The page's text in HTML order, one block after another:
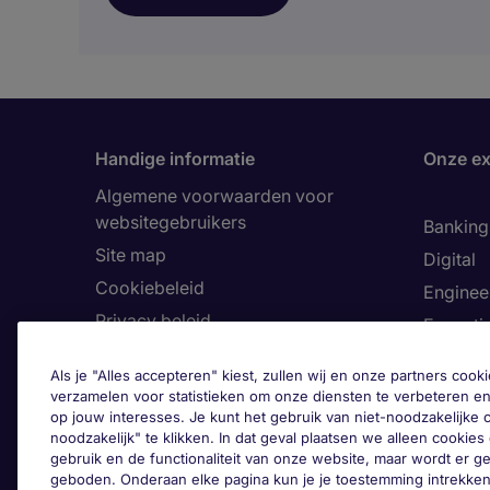
Handige informatie
Algemene voorwaarden voor
websitegebruikers
Site map
Cookiebeleid
Privacy beleid
Toegankelijkheid
Ons Klokkenluiderskanaal
Onze
Digital
Human
Als je "Alles accepteren" kiest, zullen wij en onze partners
verzamelen voor statistieken om onze diensten te verbeteren
op jouw interesses. Je kunt het gebruik van niet-noodzakelijke
noodzakelijk" te klikken. In dat geval plaatsen we alleen
gebruik en de functionaliteit van onze website, maar wordt er
geboden. Onderaan elke pagina kun je je toestemming